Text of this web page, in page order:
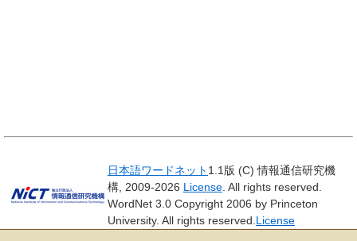
日本語ワードネット 1.1版 (C) 情報通信研究機
構, 2009-2026 License . All rights reserved.
WordNet 3.0 Copyright 2006 by Princeton
University. All rights reserved. License